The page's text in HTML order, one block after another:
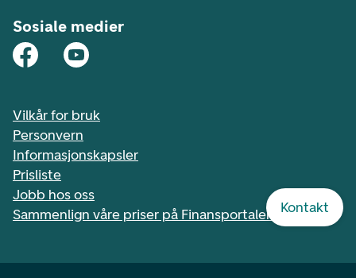
Kontakt
Sosiale medier
Vilkår for bruk
Personvern
Informasjonskapsler
Prisliste
Jobb hos oss
Sammenlign våre priser på Finansportalen.no